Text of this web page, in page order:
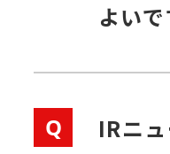
よい
Q
IRニ